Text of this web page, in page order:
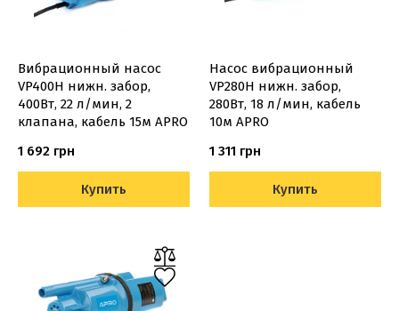
Вибрационный насос
VP400Н нижн. забор,
400Вт, 22 л/мин, 2
клапана, кабель 15м APRO
1 692 грн
Купить
Насос вибрационный
VP280Н нижн. забор,
280Вт, 18 л/мин, кабель
10м APRO
1 311 грн
Купить